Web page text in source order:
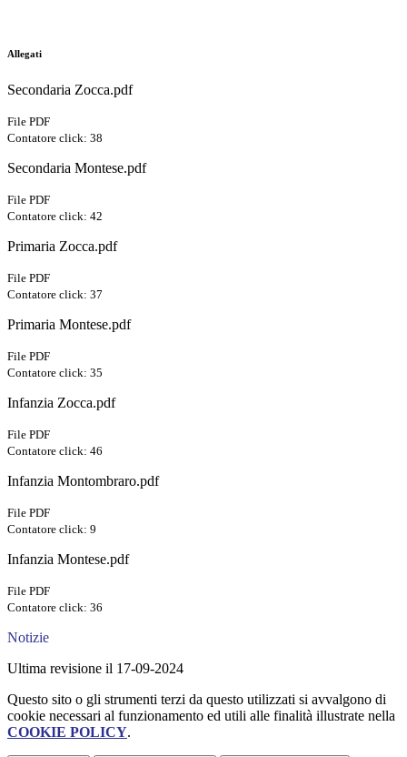
Allegati
Secondaria Zocca.pdf
File PDF
Contatore click: 38
Secondaria Montese.pdf
File PDF
Contatore click: 42
Primaria Zocca.pdf
File PDF
Contatore click: 37
Primaria Montese.pdf
File PDF
Contatore click: 35
Infanzia Zocca.pdf
File PDF
Contatore click: 46
Infanzia Montombraro.pdf
File PDF
Contatore click: 9
Infanzia Montese.pdf
File PDF
Contatore click: 36
Notizie
Ultima revisione il 17-09-2024
Questo sito o gli strumenti terzi da questo utilizzati si avvalgono di
cookie necessari al funzionamento ed utili alle finalità illustrate nella
COOKIE POLICY.